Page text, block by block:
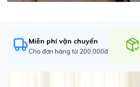
Miễn phí vận chuyển
Cho đơn hàng từ 200.000đ